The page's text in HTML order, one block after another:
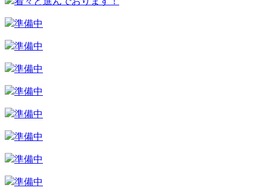
準備中
準備中
準備中
準備中
準備中
準備中
準備中
準備中